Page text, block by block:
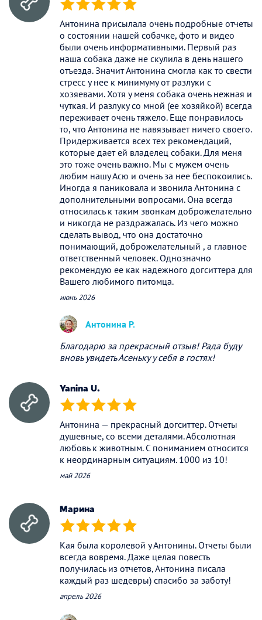
(*) (*) (*) (*) (*)
Антонина присылала очень подробные отчеты
о состоянии нашей собачке, фото и видео
были очень информативными. Первый раз
наша собака даже не скулила в день нашего
отъезда. Значит Антонина смогла как то свести
стресс у нее к минимуму от разлуки с
хозяевами. Хотя у меня собака очень нежная и
чуткая. И разлуку со мной (ее хозяйкой) всегда
переживает очень тяжело. Еще понравилось
то, что Антонина не навязывает ничего своего.
Придерживается всех тех рекомендаций,
которые дает ей владелец собаки. Для меня
это тоже очень важно. Мы с мужем очень
любим нашу Асю и очень за нее беспокоились.
Иногда я паниковала и звонила Антонина с
дополнительными вопросами. Она всегда
относилась к таким звонкам доброжелательно
и никогда не раздражалась. Из чего можно
сделать вывод, что она достаточно
понимающий, доброжелательный , а главное
ответственный человек. Однозначно
рекомендую ее как надежного догситтера для
Вашего любимого питомца.
июнь 2026
Антонина Р.
Благодарю за прекрасный отзыв! Рада буду
вновь увидеть Асеньку у себя в гостях!
Yanina U.
(*) (*) (*) (*) (*)
Антонина — прекрасный догситтер. Отчеты
душевные, со всеми деталями. Абсолютная
любовь к животным. С пониманием относится
к неординарным ситуациям. 1000 из 10!
май 2026
Марина
(*) (*) (*) (*) (*)
Кая была королевой у Антонины. Отчеты были
всегда вовремя. Даже целая повесть
получилась из отчетов, Антонина писала
каждый раз шедевры) спасибо за заботу!
апрель 2026